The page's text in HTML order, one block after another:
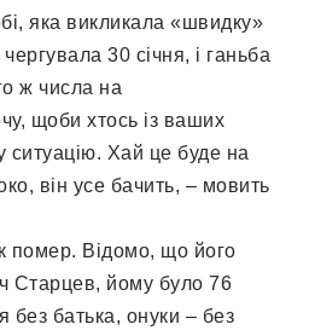
яка викликала «швидку»
чергувала 30 січня, і ганьба
ж числа на
щоби хтось із ваших
ситуацію. Хай це буде на
він усе бачить, – мовить
помер. Відомо, що його
Старцев, йому було 76
без батька, онуки – без